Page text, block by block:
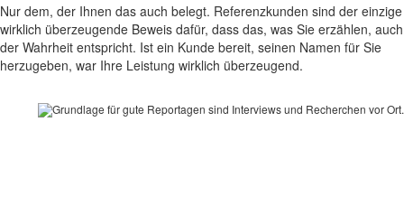
Nur dem, der Ihnen das auch belegt. Referenzkunden sind der einzige
wirklich überzeugende Beweis dafür, dass das, was Sie erzählen, auch
der Wahrheit entspricht. Ist ein Kunde bereit, seinen Namen für Sie
herzugeben, war Ihre Leistung wirklich überzeugend.